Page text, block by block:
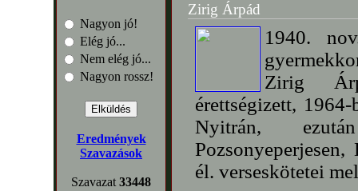
Nagyon jó!
Elég jó...
Nem elég jó...
Nagyon rossz!
Eredmények
Szavazások
Szavazat 33448
Zirig Árpád
1940.
Zirig
érettségizett,
Nyitrán,
él. verseskötetei